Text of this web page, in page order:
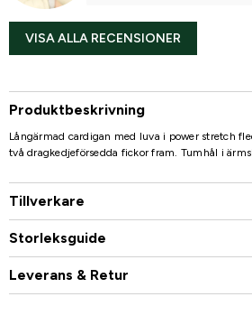
VISA ALLA RECENSIONER
Produktbeskrivning
Långärmad cardigan med luva i power stretch
två dragkedjeförsedda fickor fram. Tumhål i
Tillverkare
Storleksguide
Leverans & Retur